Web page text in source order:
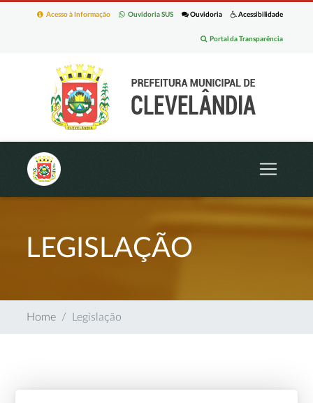
Acessibilidade
Ouvidoria
Ouvidoria SUS
Acesso à Informação
Portal da Transparência
LEGISLAÇÃO
Home Legislação